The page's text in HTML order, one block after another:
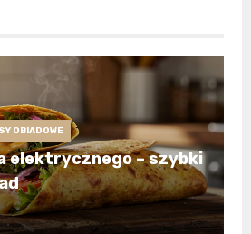
OBIADOWE
elektrycznego – szybki